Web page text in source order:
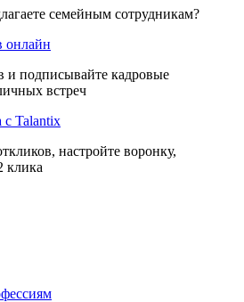
семейным сотрудникам?
онлайн
и подписывайте кадровые
встреч
с Talantix
настройте воронку,
клика